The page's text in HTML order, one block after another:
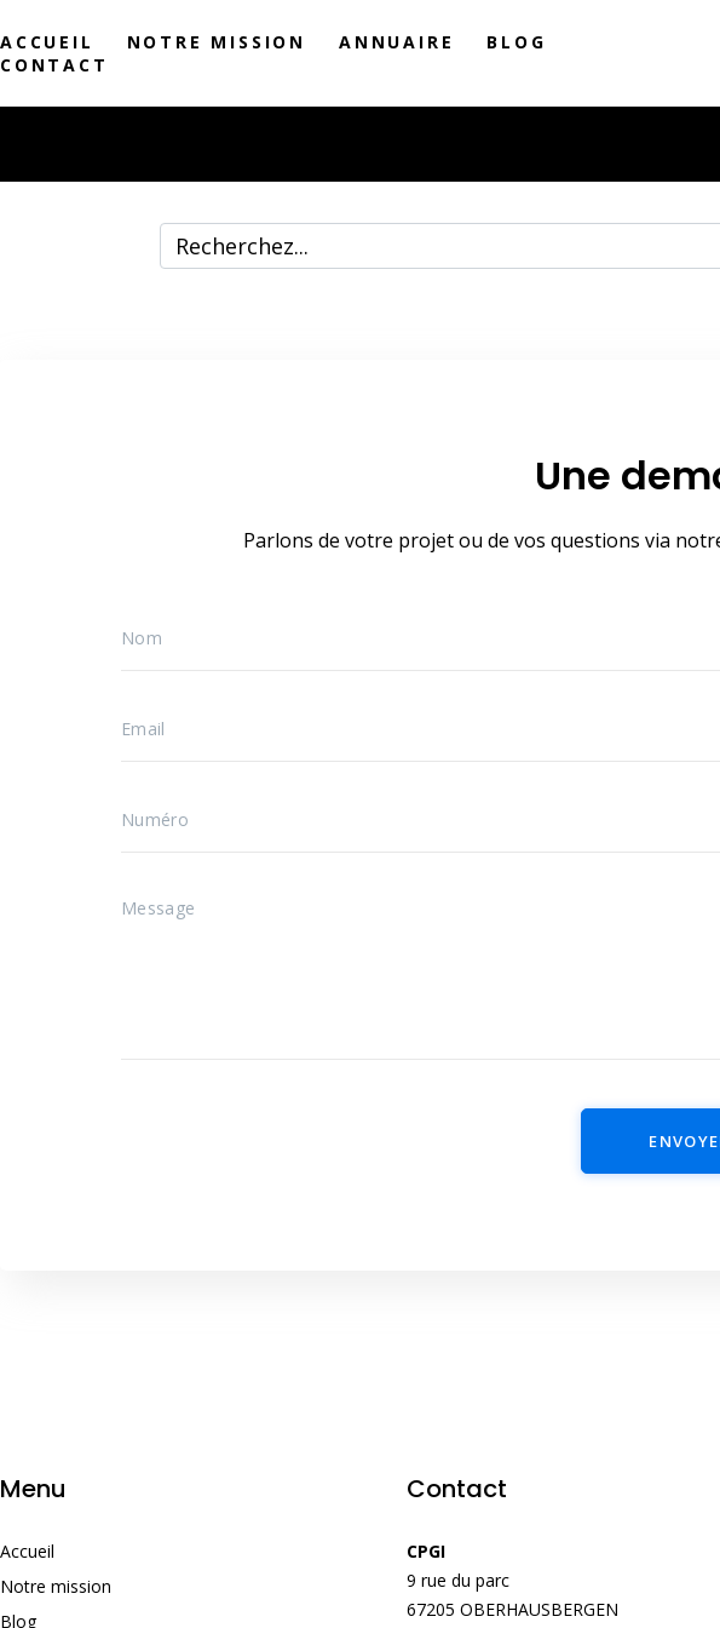
ACCUEIL NOTRE MISSION ANNUAIRE
BLOG
CONTACT
Une
Parlons de votre projet ou de vos questions via
Menu
Accueil
Notre mission
Blog
Contact
CPGI
9 rue du parc
67205 OBERHAUSBERGEN